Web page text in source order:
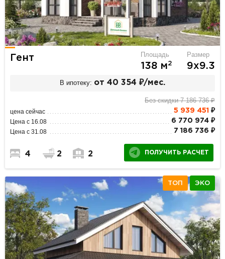
Гент Площадь
138 м2
Размер
9х9.3
В ипотеку: от 40 354 ₽/мес.
Без скидки 7 186 736 ₽
цена сейчас 5 939 451 ₽
Цена с 16.08 6 770 974 ₽
Цена с 31.08 7 186 736 ₽
4 2 2 ПОЛУЧИТЬ РАСЧЕТ
ТОП ЭКО